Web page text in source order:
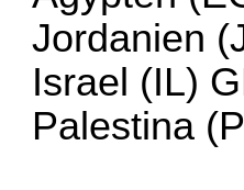
Jordanien
Israel (IL)
Palestina